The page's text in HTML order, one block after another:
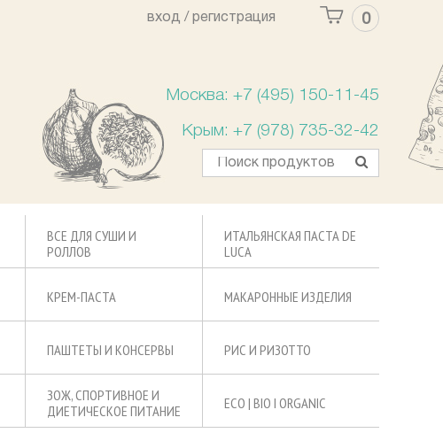
0
вход / регистрация
Москва: +7 (495) 150-11-45
Крым: +7 (978) 735-32-42
ВСЕ ДЛЯ СУШИ И
РОЛЛОВ
ИТАЛЬЯНСКАЯ ПАСТА DE
LUCA
КРЕМ-ПАСТА МАКАРОННЫЕ ИЗДЕЛИЯ
ПАШТЕТЫ И КОНСЕРВЫ РИС И РИЗОТТО
ЗОЖ, СПОРТИВНОЕ И
ДИЕТИЧЕСКОЕ ПИТАНИЕ
ECO | BIO I ORGANIC